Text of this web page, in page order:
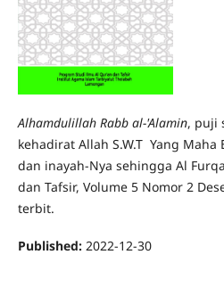
Alhamdulillah Rabb al-'Alamin, puji
kehadirat Allah S.W.T Yang Maha
dan inayah-Nya sehingga Al
dan Tafsir, Volume 5 Nomor 2
terbit.
Published: 2022-12-30